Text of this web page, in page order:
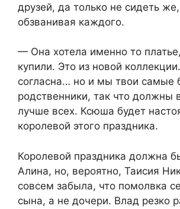
друзей, да только не сидеть
обзванивая каждого.
— Она хотела именно то
купили. Это из новой
согласна… но и мы твои самые
родственники, так что должны
лучше всех. Ксюша будет
королевой этого праздника.
Королевой праздника должна
Алина, но, вероятно, Таисия
совсем забыла, что помолвка
сына, а не дочери. Влад резко